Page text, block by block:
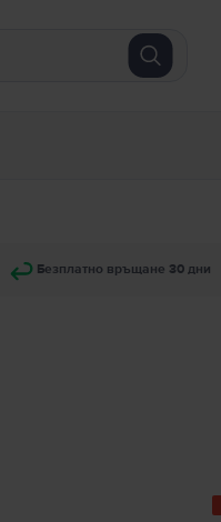
Безплатно връщане 30 дни